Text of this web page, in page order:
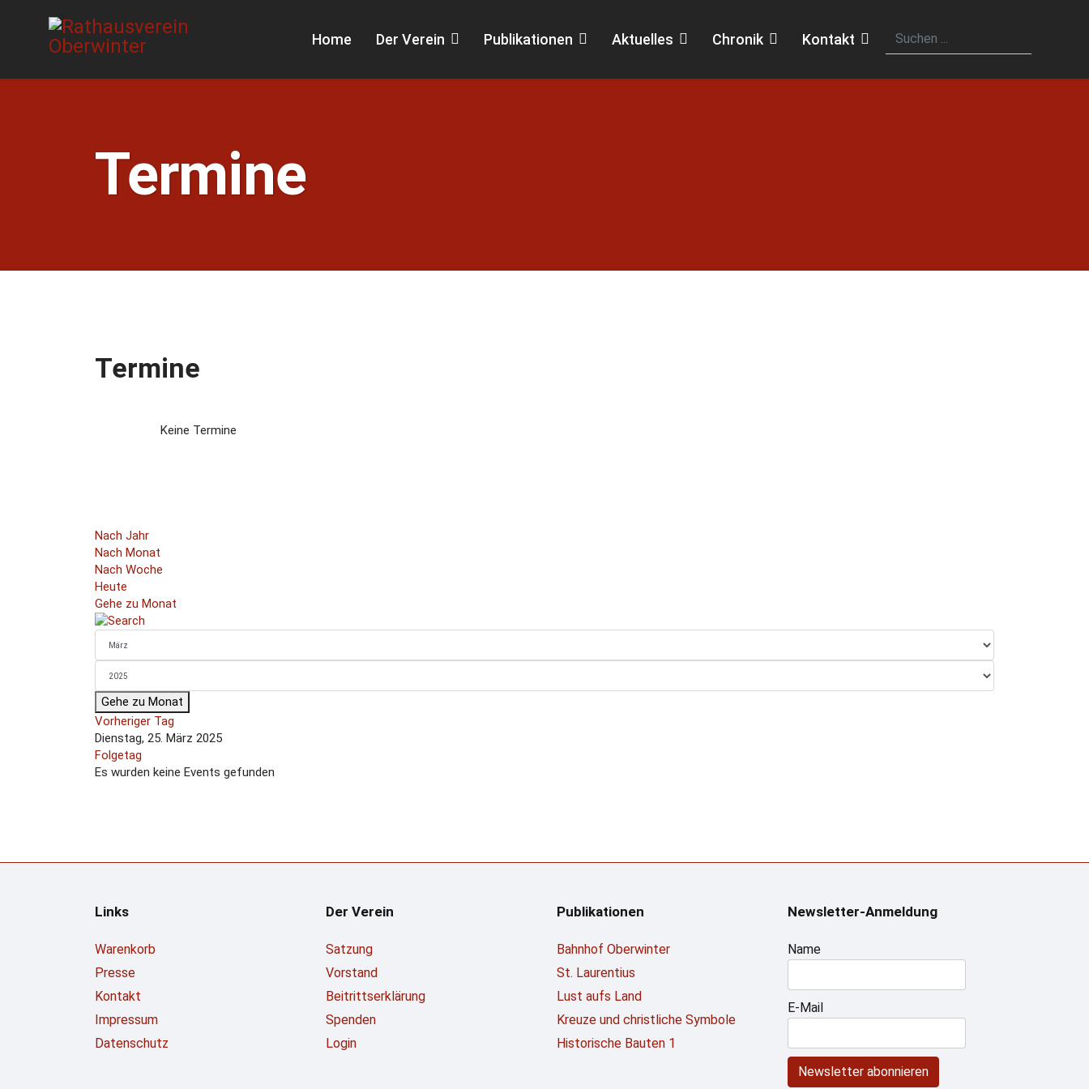
Home Der Verein Publikationen Aktuelles Chronik Kontakt
Termine
Termine
Keine Termine
Nach Jahr
Nach Monat
Nach Woche
Heute
Gehe zu Monat
Gehe zu Monat
Vorheriger Tag
Dienstag, 25. März 2025
Folgetag
Es wurden keine Events gefunden
Links
Warenkorb
Presse
Kontakt
Impressum
Datenschutz
Der Verein
Satzung
Vorstand
Beitrittserklärung
Spenden
Login
Publikationen
Bahnhof Oberwinter
St. Laurentius
Lust aufs Land
Kreuze und christliche Symbole
Historische Bauten 1
Newsletter-Anmeldung
Name
E-Mail
Newsletter abonnieren